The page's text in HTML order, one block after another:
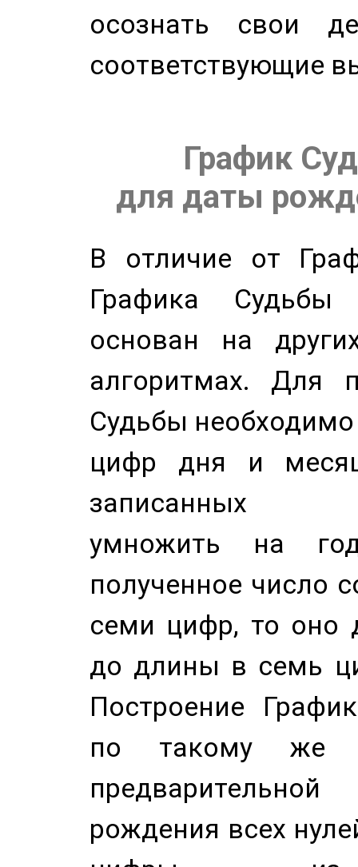
осознать свои
соответствующие
График
для даты
В отличие от
Графика
основан на
алгоритмах. Для
Судьбы
цифр дня и
записанных
умножить на
полученное число
семи цифр, то оно
до длины в семь
Построение
по такому же
рождения всех